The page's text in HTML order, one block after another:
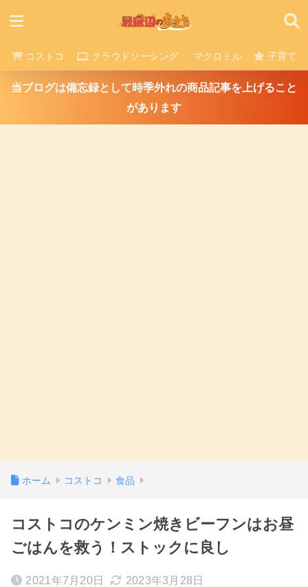
コストコ クラウドソーシング マクロミル 子育て
当ブログは備忘録として時季外れの商品記事を上げること
があります
ホーム コストコ 食品
コストコのケンミン焼きビーフンはお昼
ごはんを救う！ストックに良し
2021年7月20日 2023年3月28日